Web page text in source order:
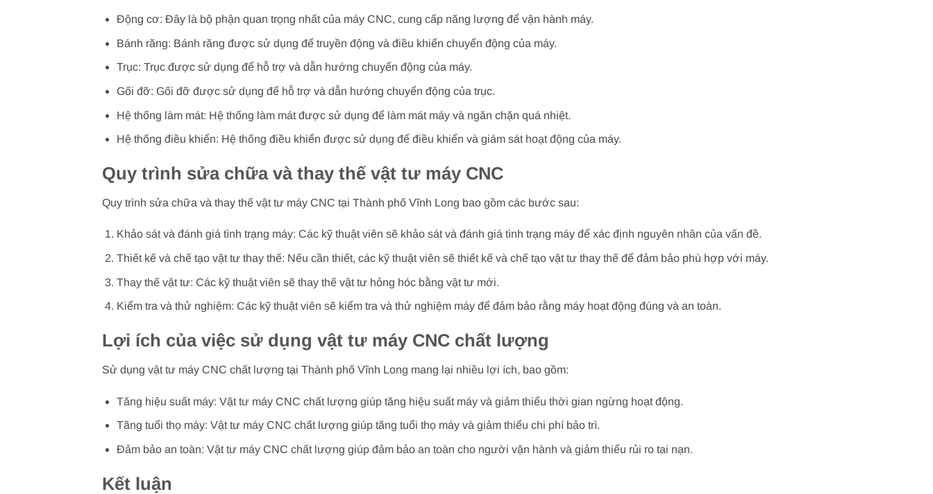
Động cơ: Đây là bộ phận quan trọng nhất của máy CNC, cung cấp năng lượng để vận hành máy.
Bánh răng: Bánh răng được sử dụng để truyền động và điều khiển chuyển động của máy.
Trục: Trục được sử dụng để hỗ trợ và dẫn hướng chuyển động của máy.
Gối đỡ: Gối đỡ được sử dụng để hỗ trợ và dẫn hướng chuyển động của trục.
Hệ thống làm mát: Hệ thống làm mát được sử dụng để làm mát máy và ngăn chặn quá nhiệt.
Hệ thống điều khiển: Hệ thống điều khiển được sử dụng để điều khiển và giám sát hoạt động của máy.
Quy trình sửa chữa và thay thế vật tư máy CNC
Quy trình sửa chữa và thay thế vật tư máy CNC tại Thành phố Vĩnh Long bao gồm các bước sau:
Khảo sát và đánh giá tình trạng máy: Các kỹ thuật viên sẽ khảo sát và đánh giá tình trạng máy để xác định nguyên nhân của vấn đề.
Thiết kế và chế tạo vật tư thay thế: Nếu cần thiết, các kỹ thuật viên sẽ thiết kế và chế tạo vật tư thay thế để đảm bảo phù hợp với máy.
Thay thế vật tư: Các kỹ thuật viên sẽ thay thế vật tư hỏng hóc bằng vật tư mới.
Kiểm tra và thử nghiệm: Các kỹ thuật viên sẽ kiểm tra và thử nghiệm máy để đảm bảo rằng máy hoạt động đúng và an toàn.
Lợi ích của việc sử dụng vật tư máy CNC chất lượng
Sử dụng vật tư máy CNC chất lượng tại Thành phố Vĩnh Long mang lại nhiều lợi ích, bao gồm:
Tăng hiệu suất máy: Vật tư máy CNC chất lượng giúp tăng hiệu suất máy và giảm thiểu thời gian ngừng hoạt động.
Tăng tuổi thọ máy: Vật tư máy CNC chất lượng giúp tăng tuổi thọ máy và giảm thiểu chi phí bảo trì.
Đảm bảo an toàn: Vật tư máy CNC chất lượng giúp đảm bảo an toàn cho người vận hành và giảm thiểu rủi ro tai nạn.
Kết luận